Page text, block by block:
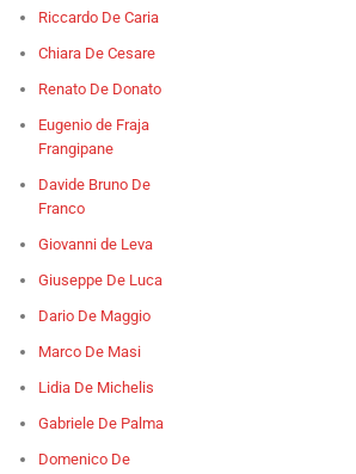
Riccardo De Caria
Chiara De Cesare
Renato De Donato
Eugenio de Fraja
Frangipane
Davide Bruno De
Franco
Giovanni de Leva
Giuseppe De Luca
Dario De Maggio
Marco De Masi
Lidia De Michelis
Gabriele De Palma
Domenico De